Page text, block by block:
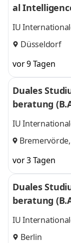
al
IU
Düsseldorf
vor 9 Tagen
Duales
beratung
euhand KG
IU
vor 3 Tagen
Duales
beratung
IU
Berlin